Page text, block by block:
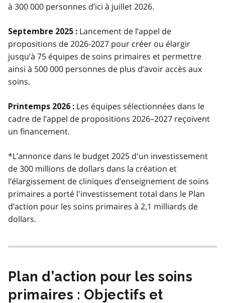
à 300 000 personnes d’ici à juillet 2026.
Septembre 2025 : Lancement de l’appel de
propositions de 2026-2027 pour créer ou élargir
jusqu’à 75 équipes de soins primaires et permettre
ainsi à 500 000 personnes de plus d’avoir accès aux
soins.
Printemps 2026 : Les équipes sélectionnées dans le
cadre de l’appel de propositions 2026–2027 reçoivent
un financement.
*L’annonce dans le budget 2025 d'un investissement
de 300 millions de dollars dans la création et
l’élargissement de cliniques d’enseignement de soins
primaires a porté l'investissement total dans le Plan
d’action pour les soins primaires à 2,1 milliards de
dollars.
Plan d’action pour les soins
primaires : Objectifs et